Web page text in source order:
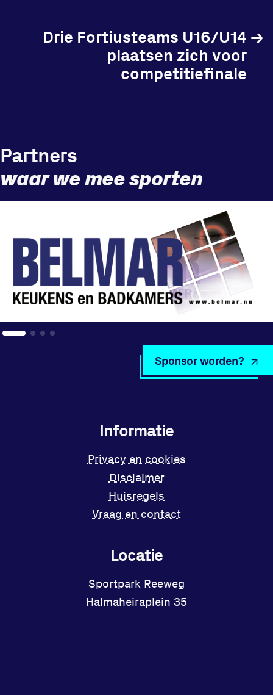
Drie Fortiusteams U16/U14
plaatsen zich voor
competitiefinale
→
Locatie
Sportpark Reeweg
Halmaheiraplein 35
Informatie
Privacy en cookies
Disclaimer
Huisregels
Vraag en contact
Partners
waar we mee sporten
Sponsor worden?